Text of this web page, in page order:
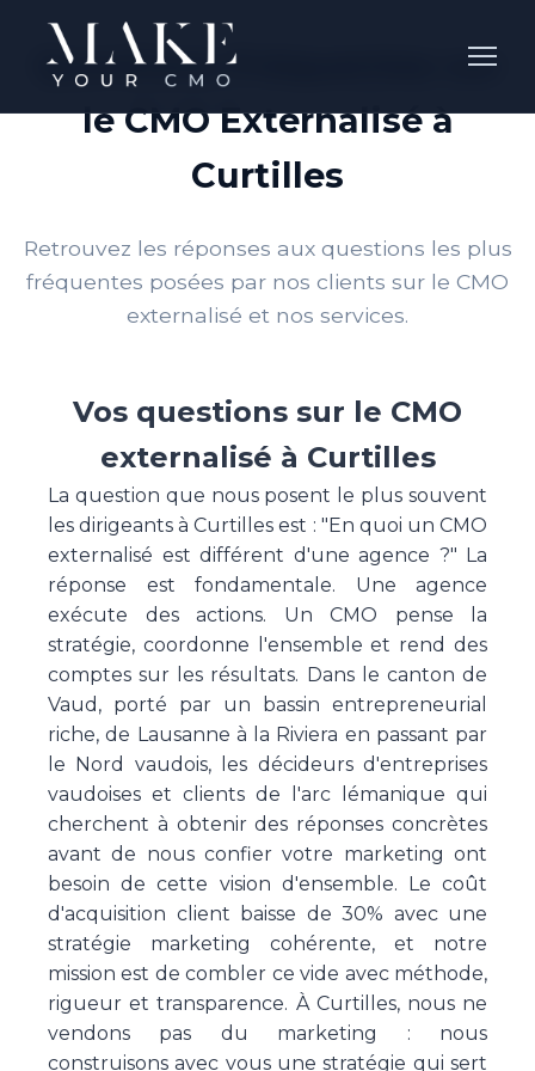
Questions Fréquentes sur
le CMO Externalisé à
Curtilles
Retrouvez les réponses aux questions les plus
fréquentes posées par nos clients sur le CMO
externalisé et nos services.
Vos questions sur le CMO
externalisé à Curtilles
La question que nous posent le plus souvent
les dirigeants à Curtilles est : "En quoi un CMO
externalisé est différent d'une agence ?" La
réponse est fondamentale. Une agence
exécute des actions. Un CMO pense la
stratégie, coordonne l'ensemble et rend des
comptes sur les résultats. Dans le canton de
Vaud, porté par un bassin entrepreneurial
riche, de Lausanne à la Riviera en passant par
le Nord vaudois, les décideurs d'entreprises
vaudoises et clients de l'arc lémanique qui
cherchent à obtenir des réponses concrètes
avant de nous confier votre marketing ont
besoin de cette vision d'ensemble. Le coût
d'acquisition client baisse de 30% avec une
stratégie marketing cohérente, et notre
mission est de combler ce vide avec méthode,
rigueur et transparence. À Curtilles, nous ne
vendons pas du marketing : nous
construisons avec vous une stratégie qui sert